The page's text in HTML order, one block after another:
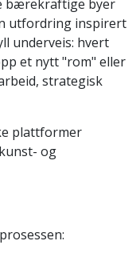
bærekraftige byer
utfordring inspirert
underveis: hvert
et nytt "rom" eller
strategisk
plattformer
og